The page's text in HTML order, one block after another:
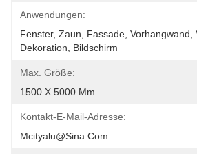
Anwendungen:
Fenster, Zaun, Fassade, Vorhangwand,
Dekoration, Bildschirm
Max. Größe:
1500 X 5000 Mm
Kontakt-E-Mail-Adresse:
Mcityalu@sina.com